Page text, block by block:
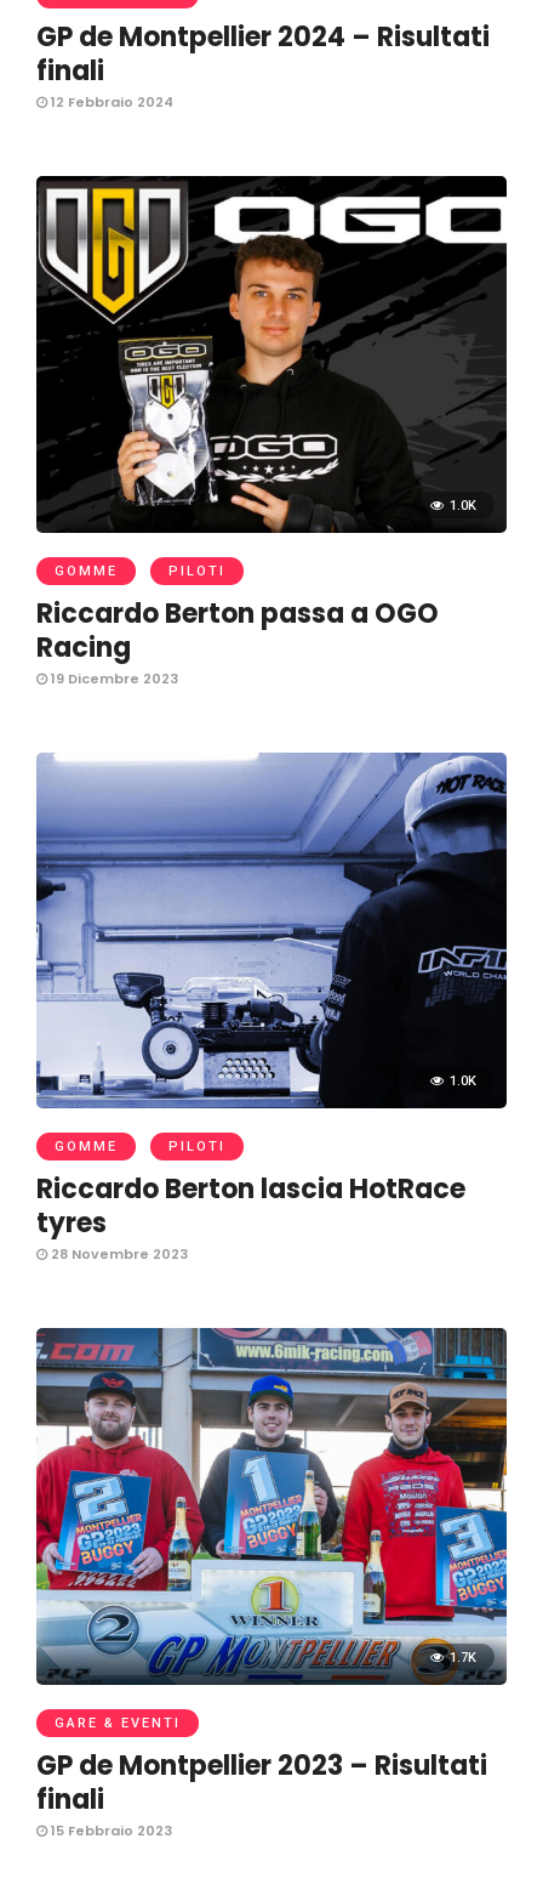
GP de Montpellier 2024 – Risultati
finali
12 Febbraio 2024
1.0K
GOMME PILOTI
Riccardo Berton passa a OGO
Racing
19 Dicembre 2023
1.0K
GOMME PILOTI
Riccardo Berton lascia HotRace
tyres
28 Novembre 2023
1.7K
GARE & EVENTI
GP de Montpellier 2023 – Risultati
finali
15 Febbraio 2023